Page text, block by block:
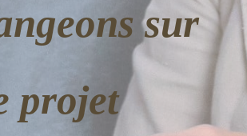
sur
projet